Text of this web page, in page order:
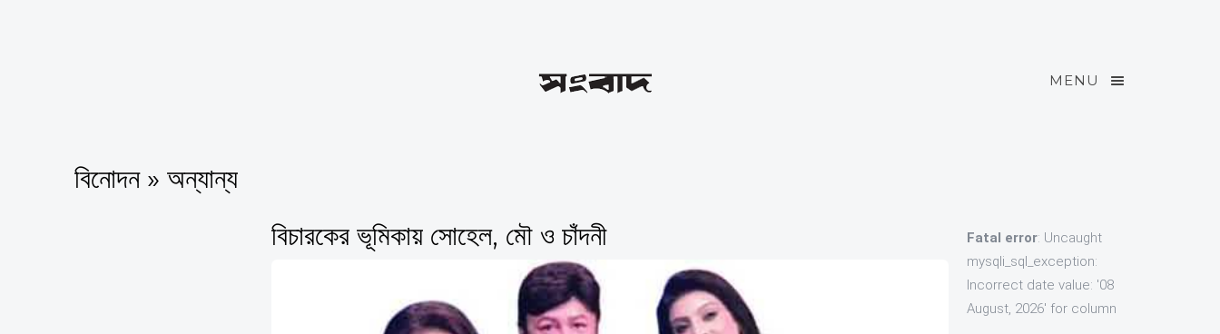
MENU
বিনোদন » অন্যান্য
বিচারকের ভূমিকায় সোহেল, মৌ ও চাঁদনী
Fatal error: Uncaught
mysqli_sql_exception:
Incorrect date value: '08
August, 2026' for column